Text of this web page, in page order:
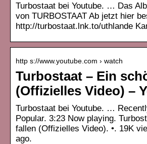
Turbostaat bei Youtube. … Das
von TURBOSTAAT Ab jetzt hier
http://turbostaat.lnk.to/uthlande
http s://www.youtube.com › watch
Turbostaat – Ein
(Offizielles Video) –
Turbostaat bei Youtube. …
Popular. 3:23 Now playing.
fallen (Offizielles Video). •. 19K
ago.